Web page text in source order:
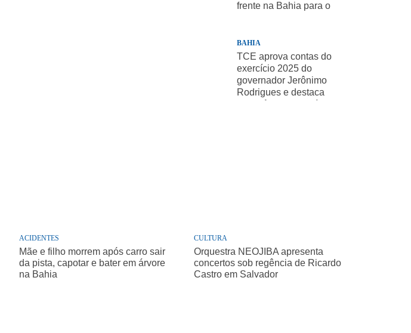
frente na Bahia para o
BAHIA
TCE aprova contas do
exercício 2025 do
governador Jerônimo
Rodrigues e destaca
ACIDENTES
Mãe e filho morrem após carro sair
da pista, capotar e bater em árvore
na Bahia
CULTURA
Orquestra NEOJIBA apresenta
concertos sob regência de Ricardo
Castro em Salvador